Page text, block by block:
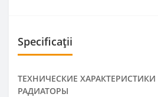
Specificații
ТЕХНИЧЕСКИЕ
РАДИАТОРЫ